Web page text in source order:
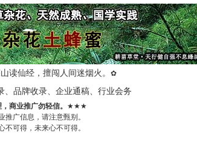
读仙经，擅闯人间迷烟火。 ✿
、品牌收录、企业通稿、行业会务
商业推广勿轻信。 ★★★
推广信息，请注意甄别。
不可得，未来心不可得。